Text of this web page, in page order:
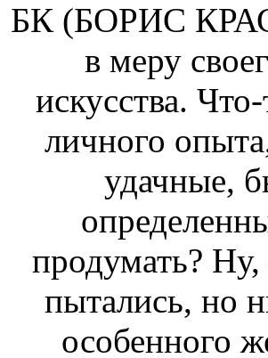
БК (БОРИС
в меру
искусства.
личного
удачные,
продумать?
пытались, но
особенного